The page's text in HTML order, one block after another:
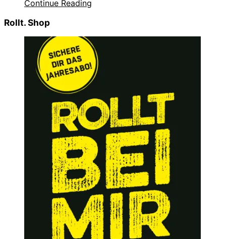
Continue Reading
Rollt. Shop